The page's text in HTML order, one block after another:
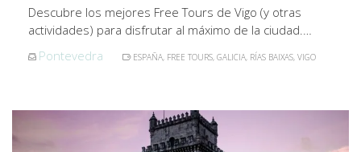
Descubre los mejores Free Tours de Vigo (y otras
actividades) para disfrutar al máximo de la ciudad.…
Pontevedra
ESPAÑA, FREE TOURS, GALICIA, RÍAS BAIXAS, VIGO